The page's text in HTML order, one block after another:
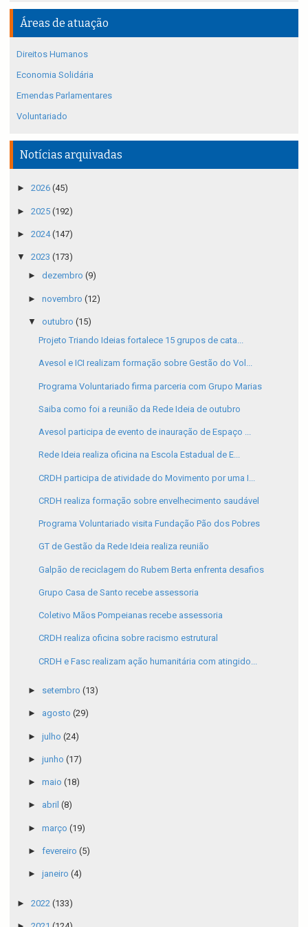
Áreas de atuação
Direitos Humanos
Economia Solidária
Emendas Parlamentares
Voluntariado
Notícias arquivadas
► 2026 (45)
► 2025 (192)
► 2024(147)
▼ 2023 (173)
► dezembro (9)
► novembro (12)
▼ outubro (15)
Projeto Triando Ideias fortalece 15 grupos de cata...
Avesol e ICI realizam formação sobre Gestão do Vol...
Programa Voluntariado firma parceria com Grupo Marias
Saiba como foi a reunião da Rede Ideia de outubro
Avesol participa de evento de inauração de Espaço ...
Rede Ideia realiza oficina na Escola Estadual de E...
CRDH participa de atividade do Movimento por uma I...
CRDH realiza formação sobre envelhecimento saudável
Programa Voluntariado visita Fundação Pão dos Pobres
GT de Gestão da Rede Ideia realiza reunião
Galpão de reciclagem do Rubem Berta enfrenta desafios
Grupo Casa de Santo recebe assessoria
Coletivo Mãos Pompeianas recebe assessoria
CRDH realiza oficina sobre racismo estrutural
CRDH e Fasc realizam ação humanitária com atingido...
► setembro (13)
► agosto (29)
► julho (24)
► junho (17)
► maio (18)
► abril (8)
► março (19)
► fevereiro (5)
► janeiro (4)
► 2022 (133)